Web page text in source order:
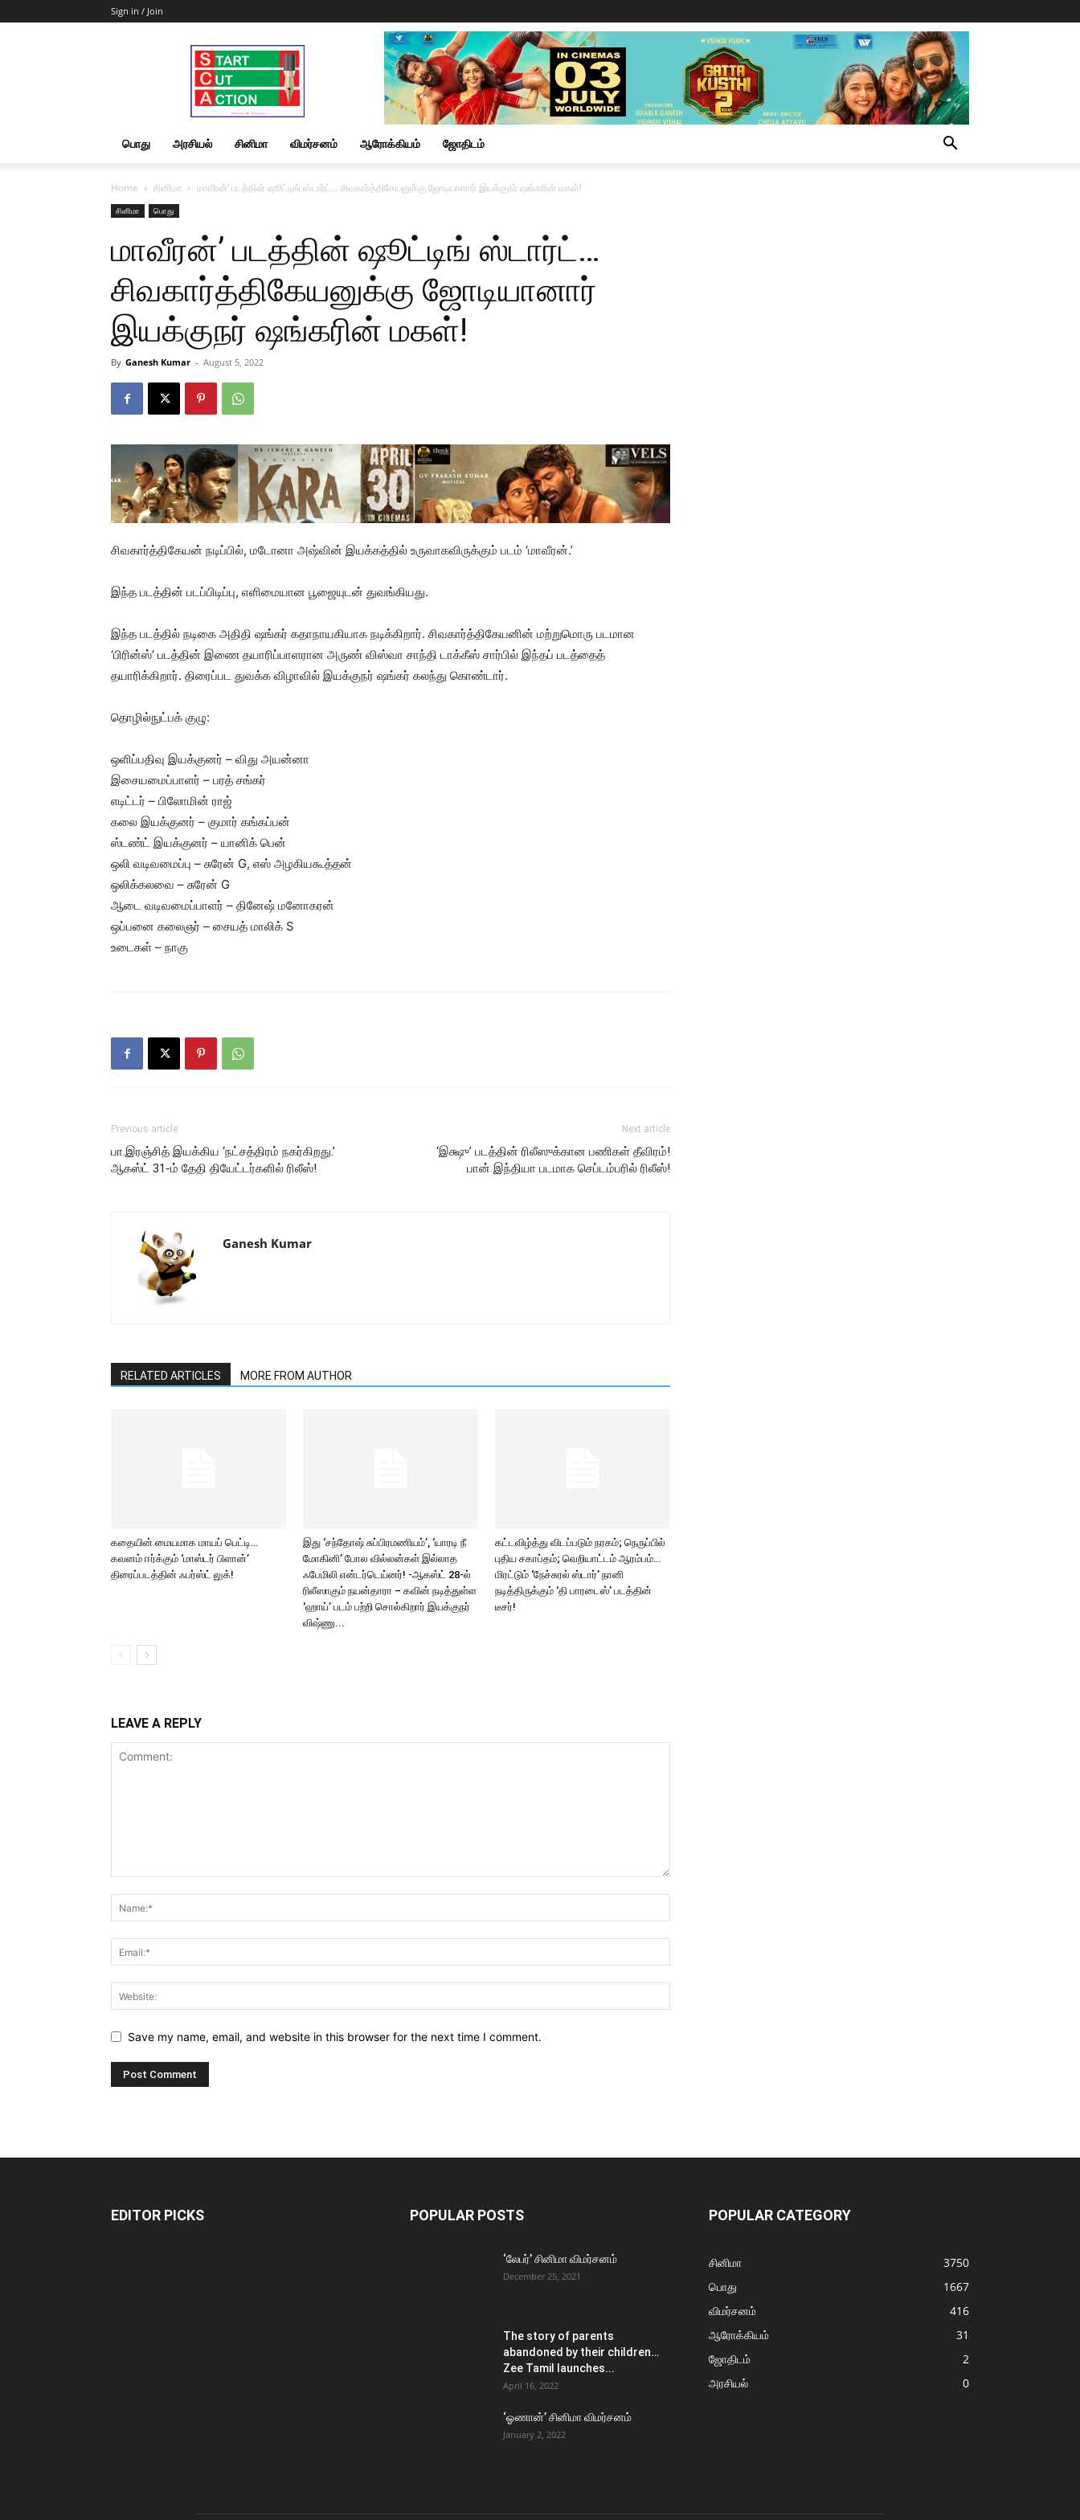
Sign in / Join
Start
Cut
Action
|
News
&
பொது அரசியல் சினிமா விமர்சனம் ஆரோக்கியம் ஜோதிடம்
Home சினிமா மாவீரன்’ படத்தின் ஷூட்டிங் ஸ்டார்ட்… சிவகார்த்திகேயனுக்கு ஜோடியானார் இயக்குநர் ஷங்கரின் மகள்!
சினிமா பொது
மாவீரன்’ படத்தின் ஷூட்டிங் ஸ்டார்ட்…
சிவகார்த்திகேயனுக்கு ஜோடியானார்
இயக்குநர் ஷங்கரின் மகள்!
By Ganesh Kumar - August 5, 2022
சிவகார்த்திகேயன் நடிப்பில், மடோனா அஷ்வின் இயக்கத்தில் உருவாகவிருக்கும் படம் ‘மாவீரன்.’
இந்த படத்தின் படப்பிடிப்பு, எளிமையான பூஜையுடன் துவங்கியது.
இந்த படத்தில் நடிகை அதிதி ஷங்கர் கதாநாயகியாக நடிக்கிறார். சிவகார்த்திகேயனின் மற்றுமொரு படமான
‘பிரின்ஸ்’ படத்தின் இணை தயாரிப்பாளரான அருண் விஸ்வா சாந்தி டாக்கீஸ் சார்பில் இந்தப் படத்தைத்
தயாரிக்கிறார். திரைப்பட துவக்க விழாவில் இயக்குநர் ஷங்கர் கலந்து கொண்டார்.
தொழில்நுட்பக் குழு:
ஒளிப்பதிவு இயக்குனர் – விது அயன்னா
இசையமைப்பாளர் – பரத் சங்கர்
எடிட்டர் – பிலோமின் ராஜ்
கலை இயக்குனர் – குமார் கங்கப்பன்
ஸ்டண்ட் இயக்குனர் – யானிக் பென்
ஒலி வடிவமைப்பு – சுரேன் G, எஸ் அழகியகூத்தன்
ஒலிக்கலவை – சுரேன் G
ஆடை வடிவமைப்பாளர் – தினேஷ் மனோகரன்
ஒப்பனை கலைஞர் – சையத் மாலிக் S
உடைகள் – நாகு
Previous article
பா.இரஞ்சித் இயக்கிய ‘நட்சத்திரம் நகர்கிறது.’
ஆகஸ்ட் 31-ம் தேதி தியேட்டர்களில் ரிலீஸ்!
Next article
‘இக்ஷு’ படத்தின் ரிலீஸுக்கான பணிகள் தீவிரம்!
பான் இந்தியா படமாக செப்டம்பரில் ரிலீஸ்!
Ganesh Kumar
RELATED ARTICLES MORE FROM AUTHOR
கதையின் மையமாக மாயப் பெட்டி…
கவனம் ஈர்க்கும் ‘மாஸ்டர் பிளான்’
திரைப்படத்தின் ஃபர்ஸ்ட் லுக்!
இது ‘சந்தோஷ் சுப்பிரமணியம்’, ‘யாரடி நீ
மோகினி’ போல வில்லன்கள் இல்லாத
ஃபேமிலி என்டர்டெய்னர்! -ஆகஸ்ட் 28-ல்
ரிலீஸாகும் நயன்தாரா – கவின் நடித்துள்ள
‘ஹாய்’ படம் பற்றி சொல்கிறார் இயக்குநர்
விஷ்ணு...
கட்டவிழ்த்து விடப்படும் நரகம்; நெருப்பில்
புதிய சகாப்தம்; வெறியாட்டம் ஆரம்பம்…
மிரட்டும் ‘நேச்சுரல் ஸ்டார்’ நானி
நடித்திருக்கும் ‘தி பாரடைஸ்’ படத்தின்
டீசர்!
LEAVE A REPLY
Save my name, email, and website in this browser for the next time I comment.
EDITOR PICKS POPULAR POSTS
‘லேபர்’ சினிமா விமர்சனம்
December 25, 2021
The story of parents
abandoned by their children…
Zee Tamil launches...
April 16, 2022
‘ஓணான்’ சினிமா விமர்சனம்
January 2, 2022
POPULAR CATEGORY
சினிமா
3750
பொது
1667
விமர்சனம்
416
ஆரோக்கியம்
31
ஜோதிடம்
2
அரசியல்
0